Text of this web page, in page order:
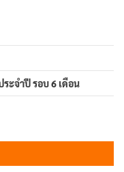
ะจำปี รอบ 6 เดือน